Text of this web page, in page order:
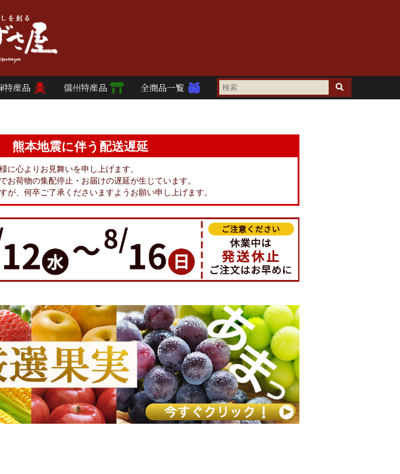
特産品 信州特産品 全商品一覧
熊本地震に伴う配送遅延
に心よりお見舞いを申し上げます。
お荷物の集配停止・お届けの遅延が生じています。
が、何卒ご了承くださいますようお願い申し上げます。